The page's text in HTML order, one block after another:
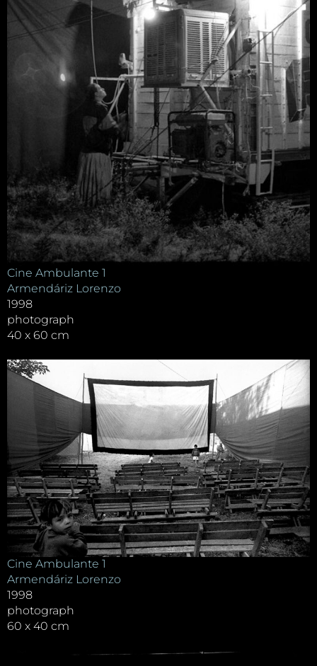
Cine Ambulante 1
Armendáriz Lorenzo
1998
photograph
40 x 60 cm
Cine Ambulante 1
Armendáriz Lorenzo
1998
photograph
60 x 40 cm